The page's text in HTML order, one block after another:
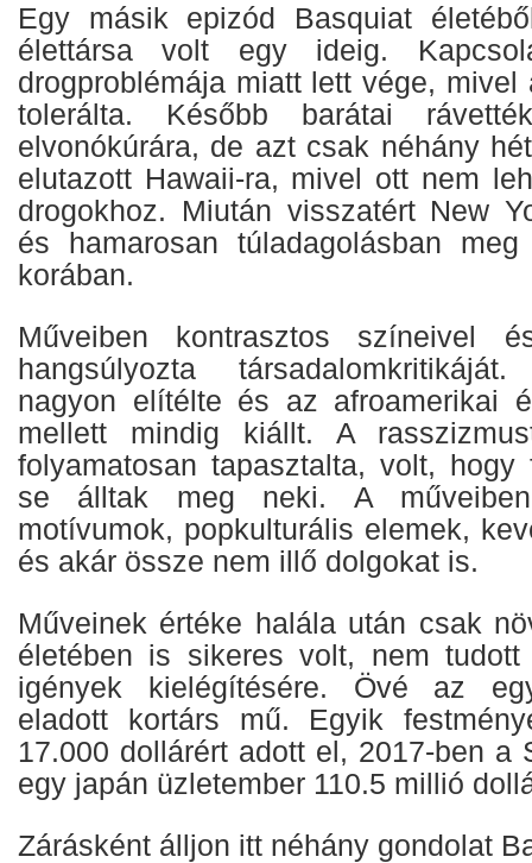
Egy másik epizód Basquiat
élettársa volt egy ideig.
drogproblémája miatt lett vége, mivel
tolerálta. Később barátai
elvonókúrára, de azt csak néhány
elutazott Hawaii-ra, mivel ott nem
drogokhoz. Miután visszatért New
és hamarosan túladagolásban
korában.
Műveiben kontrasztos színeivel
hangsúlyozta
nagyon elítélte és az afroamerikai
mellett mindig kiállt. A
folyamatosan tapasztalta, volt, hogy
se álltak meg neki. A
motívumok, popkulturális elemek,
és akár össze nem illő dolgokat is.
Műveinek értéke halála után csak
életében is sikeres volt, nem
igények kielégítésére. Övé az
eladott kortárs mű. Egyik
17.000 dollárért adott el, 2017-ben a
egy japán üzletember 110.5 millió
Zárásként álljon itt néhány gondolat